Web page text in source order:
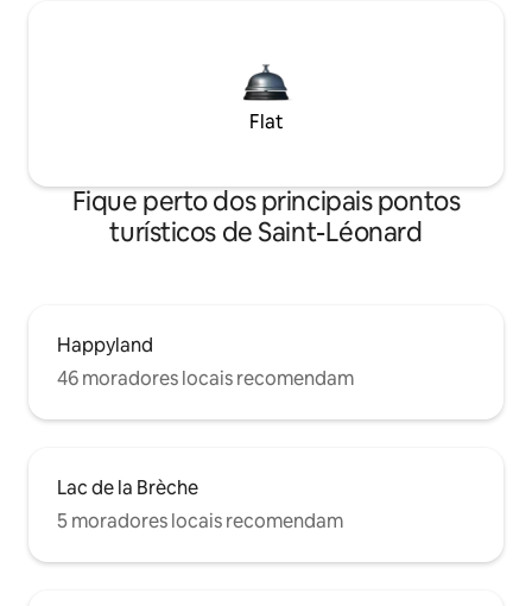
Flat
Fique perto dos principais pontos
turísticos de Saint-Léonard
Happyland
46 moradores locais recomendam
Lac de la Brèche
5 moradores locais recomendam